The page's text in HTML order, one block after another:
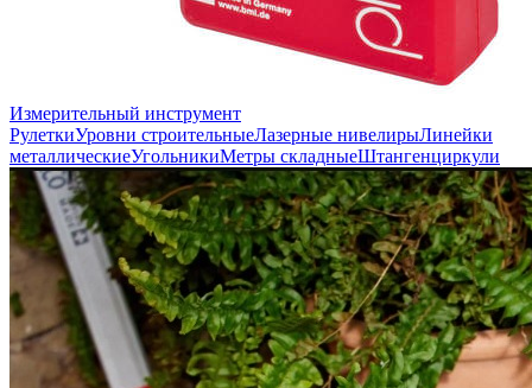
Измерительный инструмент
РулеткиУровни строительныеЛазерные нивелирыЛинейки
металлическиеУгольникиМетры складныеШтангенциркули